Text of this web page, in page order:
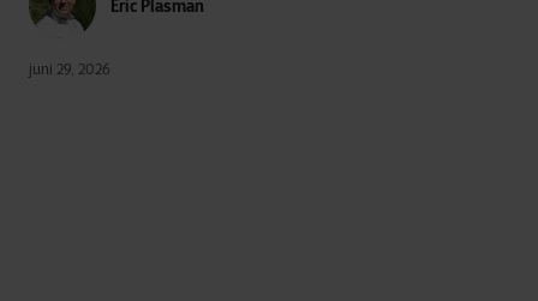
Eric Plasman
juni 29, 2026